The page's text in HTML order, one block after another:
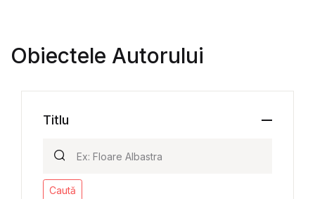
Obiectele Autorului
Titlu
Caută